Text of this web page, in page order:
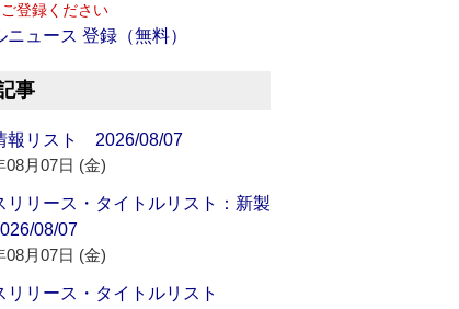
登録ください
ニュース 登録（無料）
事
報リスト 2026/08/07
08月07日 (金)
リリース・タイトルリスト：新製
08/07
08月07日 (金)
リリース・タイトルリスト